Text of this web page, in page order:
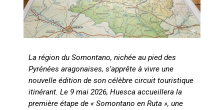
La région du Somontano, nichée au pied des
Pyrénées aragonaises, s’apprête à vivre une
nouvelle édition de son célèbre circuit touristique
itinérant. Le 9 mai 2026, Huesca accueillera la
première étape de « Somontano en Ruta », une